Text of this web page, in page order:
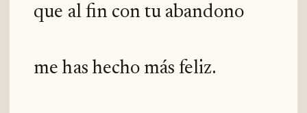
que al fin con tu abandono
me has hecho más feliz.